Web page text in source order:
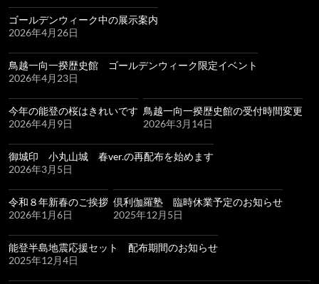
ゴールデンウィーク中の展示案内
2026年4月26日
鳥越一向一揆歴史館 ゴールデンウィーク限定イベント
2026年4月23日
今年の能登の桜はきれいです
2026年4月9日
鳥越一向一揆歴史館の受付時間変更
2026年3月14日
御城印 小丸山城 春ver.の再配布を始めます
2026年3月5日
令和８年新春のご挨拶
2026年1月6日
倶利伽羅塾 臨時休業予定のお知らせ
2025年12月5日
能登半島地震応援セット 配布期間のお知らせ
2025年12月4日